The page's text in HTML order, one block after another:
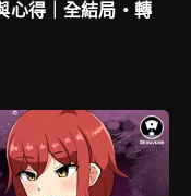
心得｜全結局・轉